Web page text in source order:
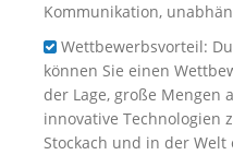
Kommunikation,
Wettbewerbsvorteil:
können Sie einen
der Lage, große Mengen
innovative Technologien
Stockach und in der